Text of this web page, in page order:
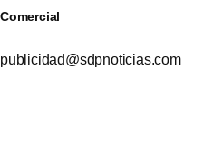
Comercial
publicidad@sdpnoticias.com